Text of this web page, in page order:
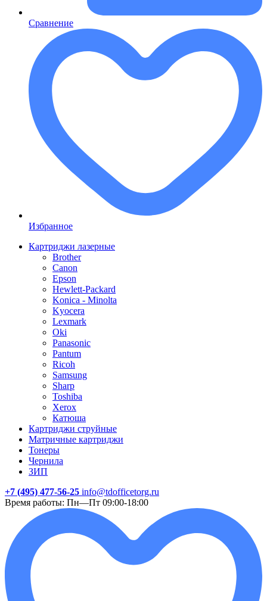
Сравнение
Избранное
Картриджи лазерные
Brother
Canon
Epson
Hewlett-Packard
Konica - Minolta
Kyocera
Lexmark
Oki
Panasonic
Pantum
Ricoh
Samsung
Sharp
Toshiba
Xerox
Катюша
Картриджи струйные
Матричные картриджи
Тонеры
Чернила
ЗИП
+7 (495) 477-56-25 info@tdofficetorg.ru
Время работы: Пн—Пт 09:00-18:00